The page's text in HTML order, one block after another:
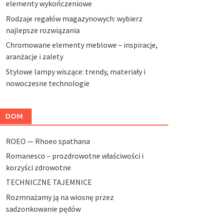
elementy wykończeniowe
Rodzaje regałów magazynowych: wybierz
najlepsze rozwiązania
Chromowane elementy meblowe – inspiracje,
aranżacje i zalety
Stylowe lampy wiszące: trendy, materiały i
nowoczesne technologie
DOM
ROEO — Rhoeo spathana
Romanesco – prozdrowotne właściwości i
korzyści zdrowotne
TECHNICZNE TAJEMNICE
Rozmnażamy ją na wiosnę przez
sadzonkowanie pędów